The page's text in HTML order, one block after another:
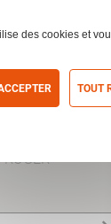
RUGER
des cookies et
TOUT